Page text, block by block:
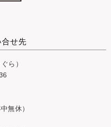
合せ先
ら）
無休）